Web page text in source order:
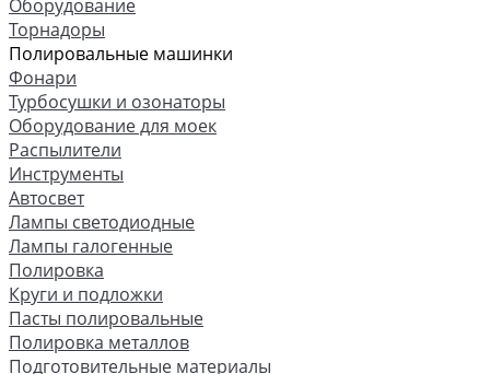
Оборудование
Торнадоры
Полировальные машинки
Фонари
Турбосушки и озонаторы
Оборудование для моек
Распылители
Инструменты
Автосвет
Лампы светодиодные
Лампы галогенные
Полировка
Круги и подложки
Пасты полировальные
Полировка металлов
Подготовительные материалы